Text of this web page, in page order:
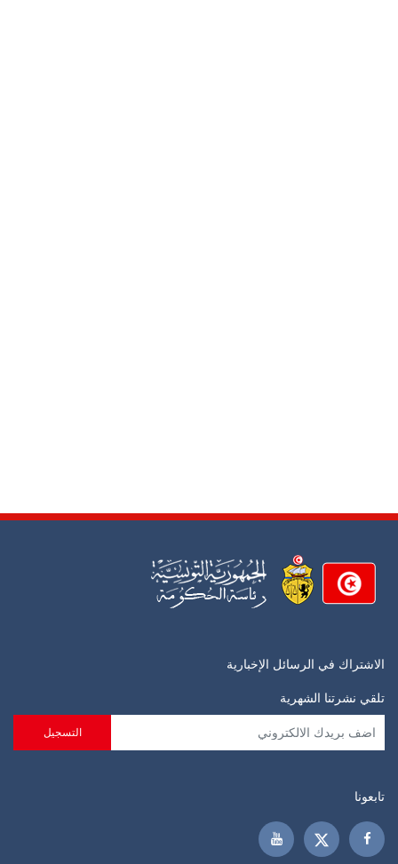
الاشتراك في الرسائل الإخبارية
تلقي نشرتنا الشهرية
تابعونا